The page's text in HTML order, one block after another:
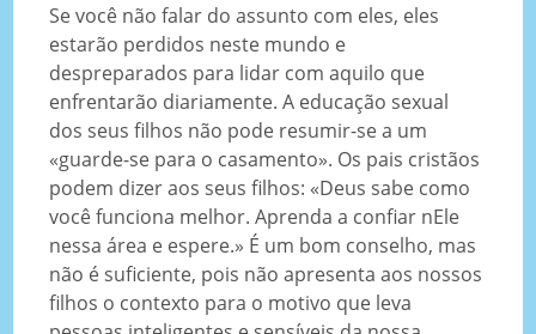
Se você não falar do assunto com eles, eles
estarão perdidos neste mundo e
despreparados para lidar com aquilo que
enfrentarão diariamente. A educação sexual
dos seus filhos não pode resumir-se a um
«guarde-se para o casamento». Os pais cristãos
podem dizer aos seus filhos: «Deus sabe como
você funciona melhor. Aprenda a confiar nEle
nessa área e espere.» É um bom conselho, mas
não é suficiente, pois não apresenta aos nossos
filhos o contexto para o motivo que leva